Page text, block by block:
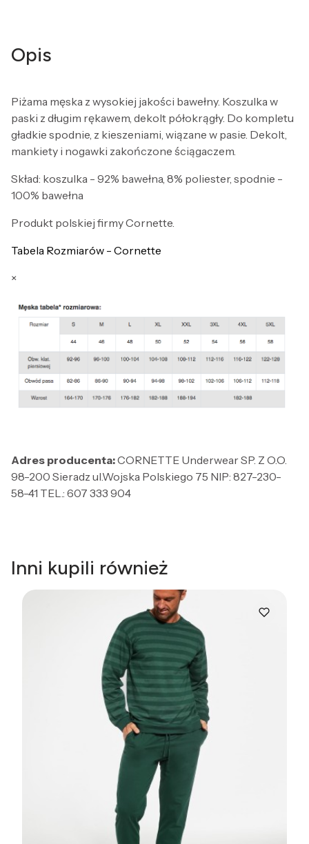
Opis
Piżama męska z wysokiej jakości bawełny. Koszulka w
paski z długim rękawem, dekolt półokrągły. Do kompletu
gładkie spodnie, z kieszeniami, wiązane w pasie. Dekolt,
mankiety i nogawki zakończone ściągaczem.
Skład: koszulka - 92% bawełna, 8% poliester, spodnie -
100% bawełna
Produkt polskiej firmy Cornette.
Tabela Rozmiarów - Cornette
×
Adres producenta:CORNETTE Underwear SP. Z O.O.
98-200 Sieradz ul.Wojska Polskiego 75 NIP: 827-230-
58-41 TEL.: 607 333 904
Inni kupili również